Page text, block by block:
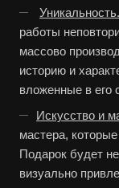
Уникальность.
работы
массово
историю и
вложенные в его
Искусство и
мастера,
Подарок будет
визуально